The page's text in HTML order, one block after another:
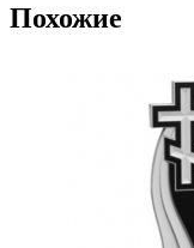
Похожие